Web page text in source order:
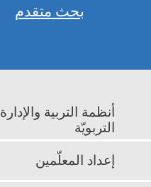
بحث متقدم
أنظمة التربية والإدارة
التربويّة
إعداد المعلّمين